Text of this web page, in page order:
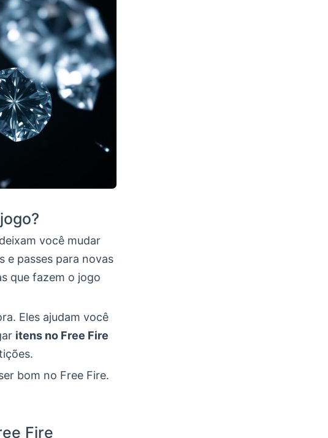
você mudar
e passes para novas
que fazem o jogo
Eles ajudam você
itens no Free Fire
bom no Free Fire.
Fire